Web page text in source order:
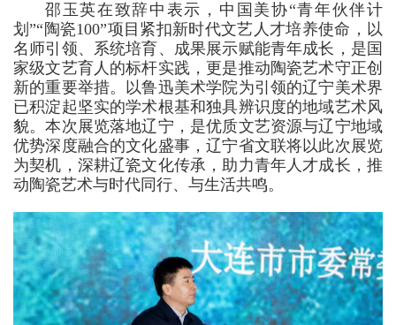
邵玉英在致辞中表示，中国美协“青年伙伴计
划”“陶瓷100”项目紧扣新时代文艺人才培养使命，以
名师引领、系统培育、成果展示赋能青年成长，是国
家级文艺育人的标杆实践，更是推动陶瓷艺术守正创
新的重要举措。以鲁迅美术学院为引领的辽宁美术界
已积淀起坚实的学术根基和独具辨识度的地域艺术风
貌。本次展览落地辽宁，是优质文艺资源与辽宁地域
优势深度融合的文化盛事，辽宁省文联将以此次展览
为契机，深耕辽瓷文化传承，助力青年人才成长，推
动陶瓷艺术与时代同行、与生活共鸣。